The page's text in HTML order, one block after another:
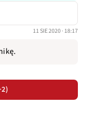
11 SIE 2020 · 18:17